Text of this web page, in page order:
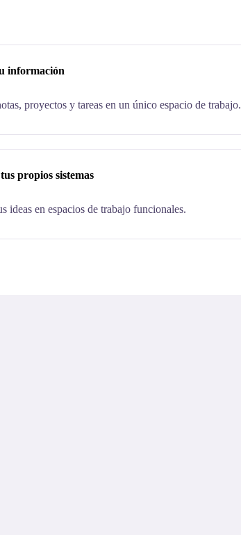
información
proyectos y tareas en un único espacio de trabajo.
propios sistemas
ideas en espacios de trabajo funcionales.